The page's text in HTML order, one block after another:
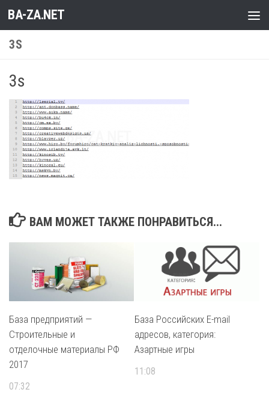
Перейти к содержимому
BA-ZA.NET
3S
3s
ВАМ МОЖЕТ ТАКЖЕ ПОНРАВИТЬСЯ...
База предприятий —
Строительные и
отделочные материалы РФ
2017
07:32
База Российских E-mail
адресов, категория:
Азартные игры
11:08